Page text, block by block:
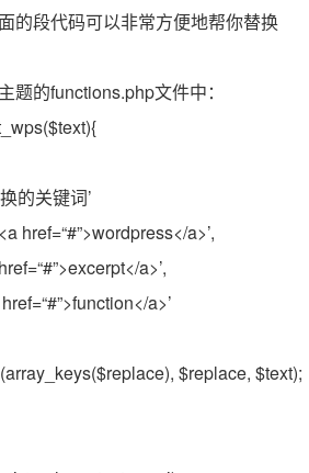
的段代码可以非常方便地帮你替换
题的functions.php文件中：
$text){
的关键词’
href=“#”>wordpress</a>’,
“#”>excerpt</a>’,
href=“#”>function</a>’
(array_keys($replace), $replace, $text);